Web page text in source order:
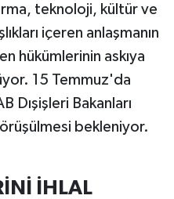
teknoloji, kültür ve
içeren anlaşmanın
hükümlerinin askıya
15 Temmuz'da
Dışişleri Bakanları
bekleniyor.
İHLAL